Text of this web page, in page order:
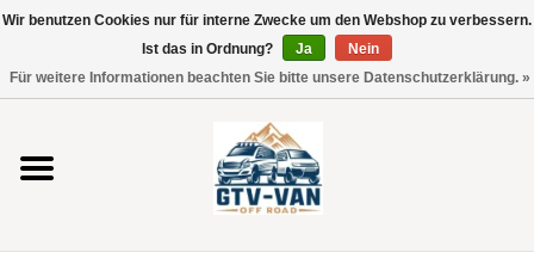
Verwende
die
nach
oben
und
unten,
Vito / V-Klasse 447
Viano /Vito 639
Wir benutzen Cookies nur für interne Zwecke um den Webshop zu verbessern.
Ist das in Ordnung?
Ja
Nein
Für weitere Informationen beachten Sie bitte unsere Datenschutzerklärung. »